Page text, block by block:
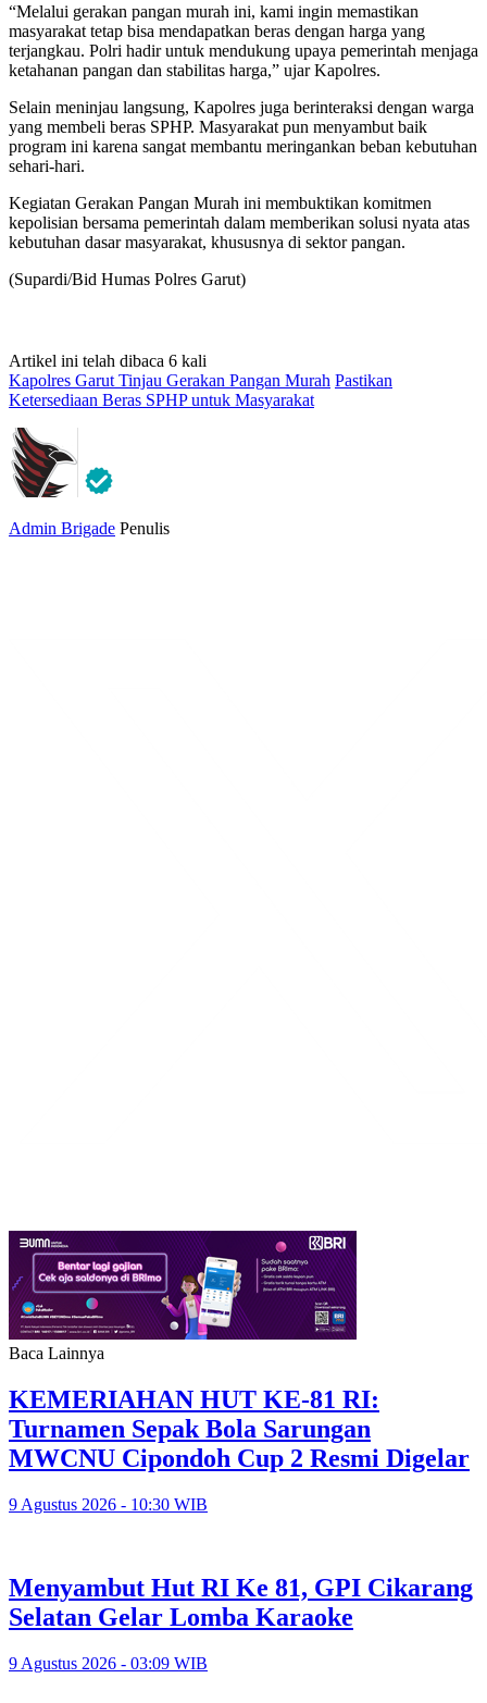
“Melalui gerakan pangan murah ini, kami ingin memastikan
masyarakat tetap bisa mendapatkan beras dengan harga yang
terjangkau. Polri hadir untuk mendukung upaya pemerintah menjaga
ketahanan pangan dan stabilitas harga,” ujar Kapolres.
Selain meninjau langsung, Kapolres juga berinteraksi dengan warga
yang membeli beras SPHP. Masyarakat pun menyambut baik
program ini karena sangat membantu meringankan beban kebutuhan
sehari-hari.
Kegiatan Gerakan Pangan Murah ini membuktikan komitmen
kepolisian bersama pemerintah dalam memberikan solusi nyata atas
kebutuhan dasar masyarakat, khususnya di sektor pangan.
(Supardi/Bid Humas Polres Garut)
Artikel ini telah dibaca 6 kali
Kapolres Garut Tinjau Gerakan Pangan Murah Pastikan
Ketersediaan Beras SPHP untuk Masyarakat
Admin Brigade Penulis
Baca Lainnya
KEMERIAHAN HUT KE-81 RI:
Turnamen Sepak Bola Sarungan
MWCNU Cipondoh Cup 2 Resmi Digelar
9 Agustus 2026 - 10:30 WIB
Menyambut Hut RI Ke 81, GPI Cikarang
Selatan Gelar Lomba Karaoke
9 Agustus 2026 - 03:09 WIB